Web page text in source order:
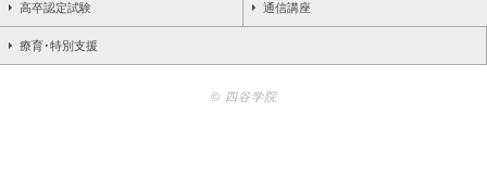
高卒認定試験 通信講座
療育･特別支援
© 四谷学院